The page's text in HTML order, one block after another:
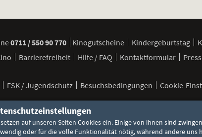
0711 / 550 90 770 Kinogutscheine Kindergeburtstag
Barrierefreiheit Hilfe / FAQ Kontaktformular
FSK / Jugendschutz Besuchsbedingungen Cookie-
auf unseren Seiten Cookies ein. Einige von ihnen sind
oder für die volle Funktionalität nötig, während andere uns